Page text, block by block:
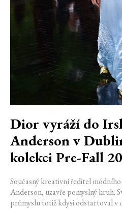
Dior vyráží do
Anderson v
kolekci Pre-Fall
Současný kreativní ředitel
Anderson, uzavře pomyslný kruh.
průmyslu totiž kdysi odstartoval v